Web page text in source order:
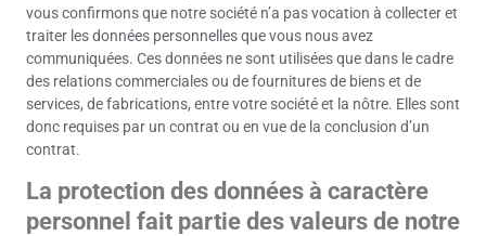
vous confirmons que notre société n’a pas vocation à collecter et
traiter les données personnelles que vous nous avez
communiquées. Ces données ne sont utilisées que dans le cadre
des relations commerciales ou de fournitures de biens et de
services, de fabrications, entre votre société et la nôtre. Elles sont
donc requises par un contrat ou en vue de la conclusion d’un
contrat.
La protection des données à caractère
personnel fait partie des valeurs de notre